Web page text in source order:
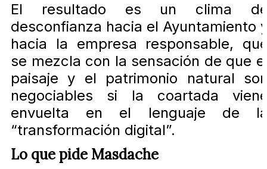
El resultado es un clima
desconfianza hacia el Ayuntamiento
hacia la empresa responsable,
se mezcla con la sensación de que
paisaje y el patrimonio natural
negociables si la coartada
envuelta en el lenguaje de
“transformación digital”.
Lo que pide Masdache